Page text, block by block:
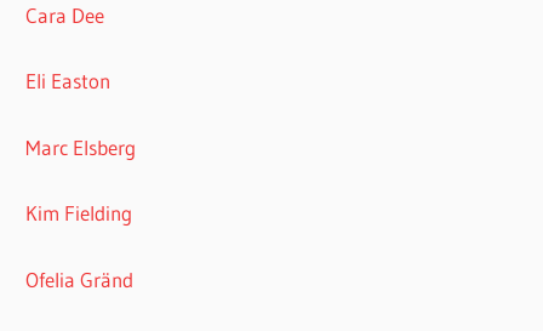
Cara Dee
Eli Easton
Marc Elsberg
Kim Fielding
Ofelia Gränd